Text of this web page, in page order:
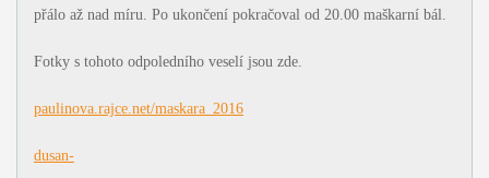
přálo až nad míru. Po ukončení pokračoval od 20.00 maškarní bál.
Fotky s tohoto odpoledního veselí jsou zde.
paulinova.rajce.net/maskara_2016
dusan-